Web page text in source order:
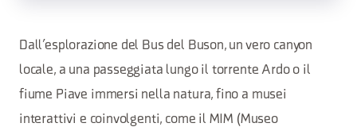
Dall’esplorazione del Bus del Buson, un vero canyon
locale, a una passeggiata lungo il torrente Ardo o il
fiume Piave immersi nella natura, fino a musei
interattivi e coinvolgenti, come il MIM (Museo